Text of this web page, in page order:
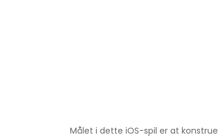
Målet i dette iOS-spil er at